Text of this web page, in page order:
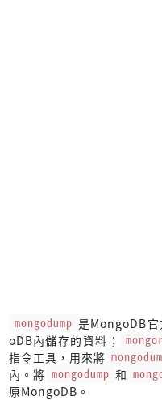
mongodump 是MongoDB
oDB內儲存的資料；
指令工具，用來將
內。將 mongodump 和
原MongoDB。